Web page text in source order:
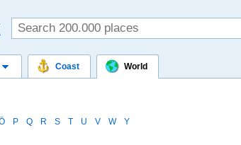
Coast World
P Q R S T U V W Y